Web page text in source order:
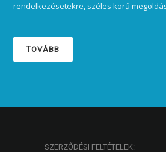
rendelkezésetekre, széles körű
TOVÁBB
SZERZŐDÉSI FELTÉTELEK: